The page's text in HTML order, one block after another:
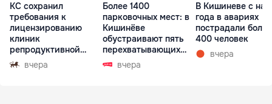
КС сохранил
требования к
лицензированию
клиник
репродуктивной
медицины
вчера
Более 1400
парковочных мест: в
Кишинёве
обустраивают пять
перехватывающих
парковок
вчера
В Кишиневе с
года в авариях
пострадали более
400 человек
вчера